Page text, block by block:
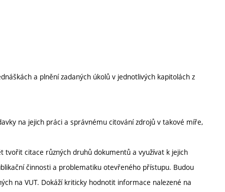
a plnění zadaných úkolů v jednotlivých kapitolách z
na jejich práci a správnému citování zdrojů v takové míře,
tvořit citace různých druhů dokumentů a využívat k jejich
činnosti a problematiku otevřeného přístupu. Budou
na VUT. Dokáží kriticky hodnotit informace nalezené na